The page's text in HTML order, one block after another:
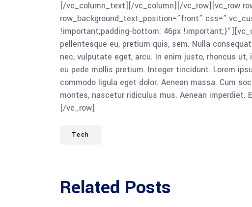
[/vc_column_text][/vc_column][/vc_row][vc_row
row_background_text_position=”front”
!important;padding-bottom: 46px
pellentesque eu, pretium quis, sem. Nulla
nec, vulputate eget, arcu. In enim justo, rhoncus
eu pede mollis pretium. Integer tincidunt. Lorem
commodo ligula eget dolor. Aenean massa. Cum
montes, nascetur ridiculus mus. Aenean
[/vc_row]
Tech
Related Posts